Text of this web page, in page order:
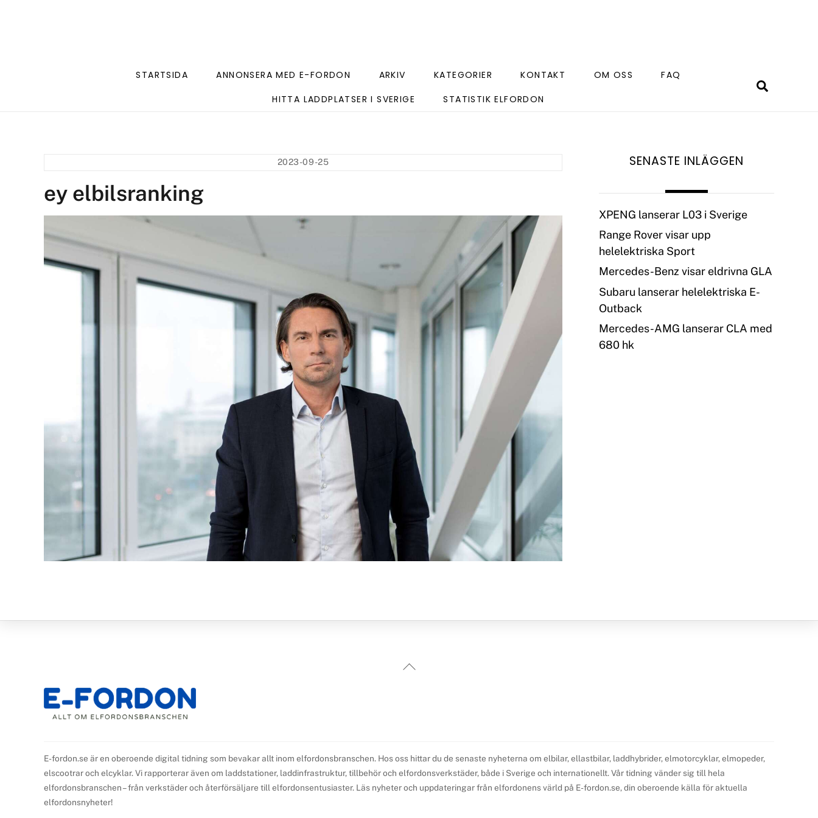
STARTSIDA ANNONSERA MED E-FORDON ARKIV KATEGORIER KONTAKT OM OSS
FAQ
HITTA LADDPLATSER I SVERIGE
STATISTIK ELFORDON
2023-09-25
ey elbilsranking
SENASTE INLÄGGEN
XPENG lanserar L03 i Sverige
Range Rover visar upp
helelektriska Sport
Mercedes-Benz visar eldrivna GLA
Subaru lanserar helelektriska E-
Outback
Mercedes-AMG lanserar CLA med
680 hk
Back
E-fordon.se är en oberoende digital tidning som bevakar allt inom elfordonsbranschen. Hos oss hittar du de senaste nyheterna om elbilar, ellastbilar, laddhybrider, elmotorcyklar, elmopeder,
elscootrar och elcyklar. Vi rapporterar även om laddstationer, laddinfrastruktur, tillbehör och elfordonsverkstäder, både i Sverige och internationellt. Vår tidning vänder sig till hela
elfordonsbranschen – från verkstäder och återförsäljare till elfordonsentusiaster. Läs nyheter och uppdateringar från elfordonens värld på E-fordon.se, din oberoende källa för aktuella
elfordonsnyheter!